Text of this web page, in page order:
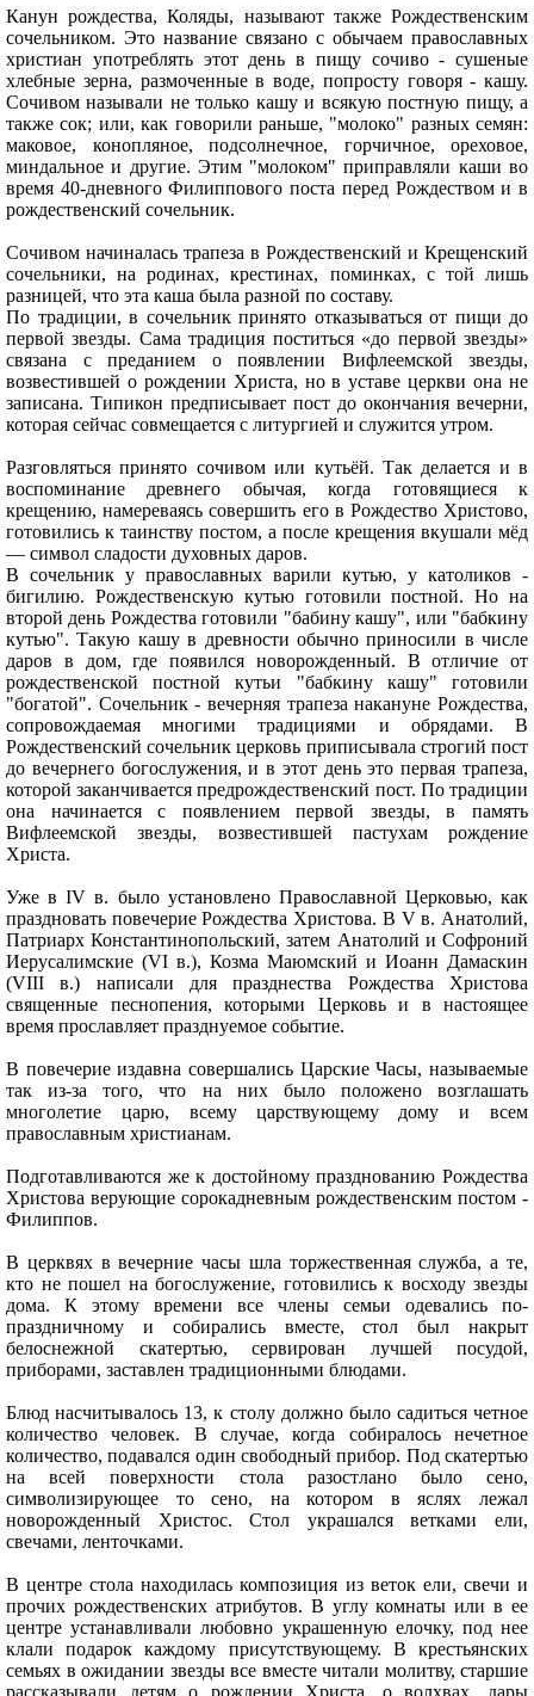
Канун рождества, Коляды, называют также Рождественским
сочельником. Это название связано с обычаем православных
христиан употреблять этот день в пищу сочиво - сушеные
хлебные зерна, размоченные в воде, попросту говоря - кашу.
Сочивом называли не только кашу и всякую постную пищу, а
также сок; или, как говорили раньше, "молоко" разных семян:
маковое, конопляное, подсолнечное, горчичное, ореховое,
миндальное и другие. Этим "молоком" приправляли каши во
время 40-дневного Филиппового поста перед Рождеством и в
рождественский сочельник.
Сочивом начиналась трапеза в Рождественский и Крещенский
сочельники, на родинах, крестинах, поминках, с той лишь
разницей, что эта каша была разной по составу.
По традиции, в сочельник принято отказываться от пищи до
первой звезды. Сама традиция поститься «до первой звезды»
связана с преданием о появлении Вифлеемской звезды,
возвестившей о рождении Христа, но в уставе церкви она не
записана. Типикон предписывает пост до окончания вечерни,
которая сейчас совмещается с литургией и служится утром.
Разговляться принято сочивом или кутьёй. Так делается и в
воспоминание древнего обычая, когда готовящиеся к
крещению, намереваясь совершить его в Рождество Христово,
готовились к таинству постом, а после крещения вкушали мёд
— символ сладости духовных даров.
В сочельник у православных варили кутью, у католиков -
бигилию. Рождественскую кутью готовили постной. Но на
второй день Рождества готовили "бабину кашу", или "бабкину
кутью". Такую кашу в древности обычно приносили в числе
даров в дом, где появился новорожденный. В отличие от
рождественской постной кутьи "бабкину кашу" готовили
"богатой". Сочельник - вечерняя трапеза накануне Рождества,
сопровождаемая многими традициями и обрядами. В
Рождественский сочельник церковь приписывала строгий пост
до вечернего богослужения, и в этот день это первая трапеза,
которой заканчивается предрождественский пост. По традиции
она начинается с появлением первой звезды, в память
Вифлеемской звезды, возвестившей пастухам рождение
Христа.
Уже в IV в. было установлено Православной Церковью, как
праздновать повечерие Рождества Христова. В V в. Анатолий,
Патриарх Константинопольский, затем Анатолий и Софроний
Иерусалимские (VI в.), Козма Маюмский и Иоанн Дамаскин
(VIII в.) написали для празднества Рождества Христова
священные песнопения, которыми Церковь и в настоящее
время прославляет празднуемое событие.
В повечерие издавна совершались Царские Часы, называемые
так из-за того, что на них было положено возглашать
многолетие царю, всему царствующему дому и всем
православным христианам.
Подготавливаются же к достойному празднованию Рождества
Христова верующие сорокадневным рождественским постом -
Филиппов.
В церквях в вечерние часы шла торжественная служба, а те,
кто не пошел на богослужение, готовились к восходу звезды
дома. К этому времени все члены семьи одевались по-
праздничному и собирались вместе, стол был накрыт
белоснежной скатертью, сервирован лучшей посудой,
приборами, заставлен традиционными блюдами.
Блюд насчитывалось 13, к столу должно было садиться четное
количество человек. В случае, когда собиралось нечетное
количество, подавался один свободный прибор. Под скатертью
на всей поверхности стола разостлано было сено,
символизирующее то сено, на котором в яслях лежал
новорожденный Христос. Стол украшался ветками ели,
свечами, ленточками.
В центре стола находилась композиция из веток ели, свечи и
прочих рождественских атрибутов. В углу комнаты или в ее
центре устанавливали любовно украшенную елочку, под нее
клали подарок каждому присутствующему. В крестьянских
семьях в ожидании звезды все вместе читали молитву, старшие
рассказывали детям о рождении Христа, о волхвах, дары